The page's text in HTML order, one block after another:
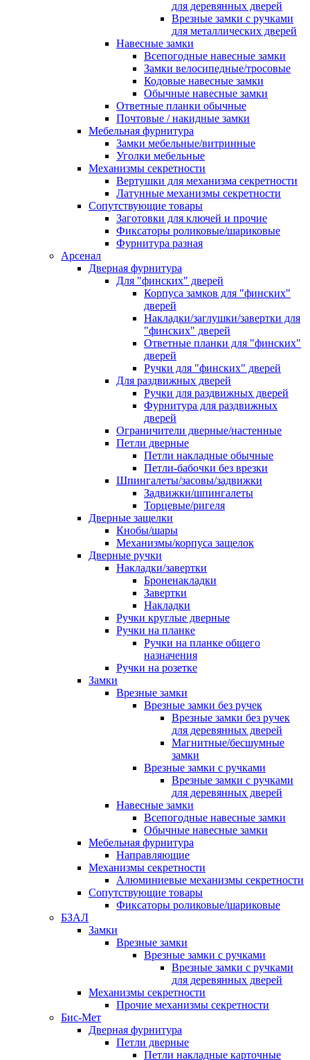
для деревянных дверей
Врезные замки с ручками
для металлических дверей
Навесные замки
Всепогодные навесные замки
Замки велосипедные/тросовые
Кодовые навесные замки
Обычные навесные замки
Ответные планки обычные
Почтовые / накидные замки
Мебельная фурнитура
Замки мебельные/витринные
Уголки мебельные
Механизмы секретности
Вертушки для механизма секретности
Латунные механизмы секретности
Сопутствующие товары
Заготовки для ключей и прочие
Фиксаторы роликовые/шариковые
Фурнитура разная
Арсенал
Дверная фурнитура
Для "финских" дверей
Корпуса замков для "финских"
дверей
Накладки/заглушки/завертки для
"финских" дверей
Ответные планки для "финских"
дверей
Ручки для "финских" дверей
Для раздвижных дверей
Ручки для раздвижных дверей
Фурнитура для раздвижных
дверей
Ограничители дверные/настенные
Петли дверные
Петли накладные обычные
Петли-бабочки без врезки
Шпингалеты/засовы/задвижки
Задвижки/шпингалеты
Торцевые/ригеля
Дверные защелки
Кнобы/шары
Механизмы/корпуса защелок
Дверные ручки
Накладки/завертки
Броненакладки
Завертки
Накладки
Ручки круглые дверные
Ручки на планке
Ручки на планке общего
назначения
Ручки на розетке
Замки
Врезные замки
Врезные замки без ручек
Врезные замки без ручек
для деревянных дверей
Магнитные/бесшумные
замки
Врезные замки с ручками
Врезные замки с ручками
для деревянных дверей
Навесные замки
Всепогодные навесные замки
Обычные навесные замки
Мебельная фурнитура
Направляющие
Механизмы секретности
Алюминиевые механизмы секретности
Сопутствующие товары
Фиксаторы роликовые/шариковые
БЗАЛ
Замки
Врезные замки
Врезные замки с ручками
Врезные замки с ручками
для деревянных дверей
Механизмы секретности
Прочие механизмы секретности
Бис-Мет
Дверная фурнитура
Петли дверные
Петли накладные карточные